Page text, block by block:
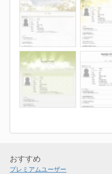
おすすめ
プレミアムユーザー